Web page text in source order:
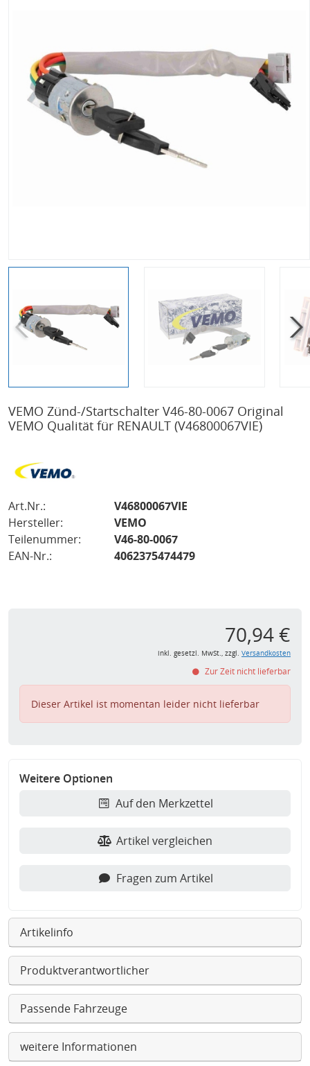
VEMO Zünd-/Startschalter V46-80-0067 Original
VEMO Qualität für RENAULT (V46800067VIE)
Art.Nr.:
V46800067VIE
Hersteller:
VEMO
Teilenummer:
V46-80-0067
EAN-Nr.:
4062375474479
70,94 €
inkl. gesetzl. MwSt., zzgl. Versandkosten
Zur Zeit nicht lieferbar
Dieser Artikel ist momentan leider nicht lieferbar
Weitere Optionen
Auf den Merkzettel
Artikel vergleichen
Fragen zum Artikel
Artikelinfo
Produktverantwortlicher
Passende Fahrzeuge
weitere Informationen